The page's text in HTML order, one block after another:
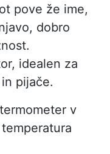
pove že ime,
dobro
idealen za
pijače.
v